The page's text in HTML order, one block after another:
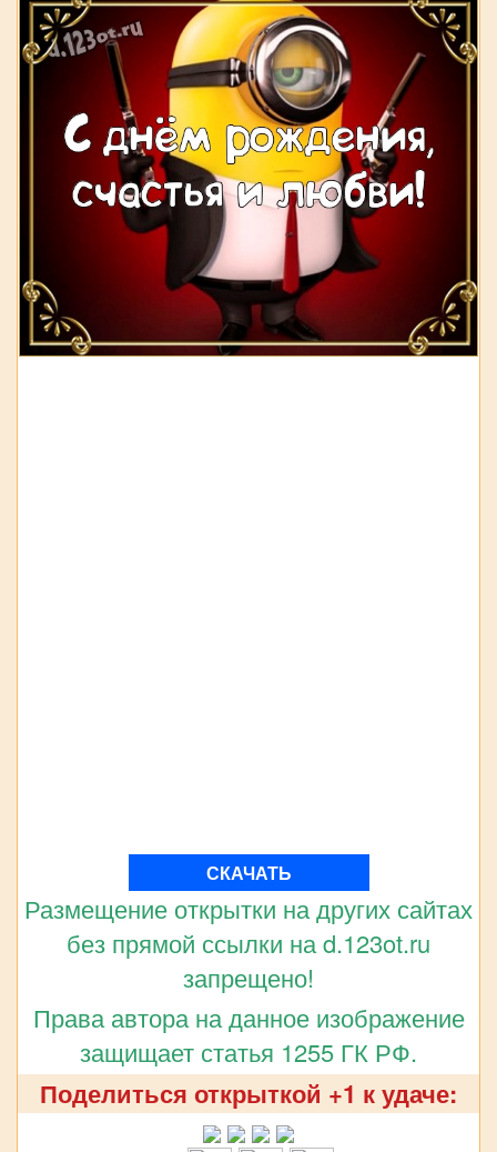
СКАЧАТЬ
Размещение открытки на других сайтах
без прямой ссылки на d.123ot.ru
запрещено!
Права автора на данное изображение
защищает статья 1255 ГК РФ.
Поделиться открыткой +1 к удаче: